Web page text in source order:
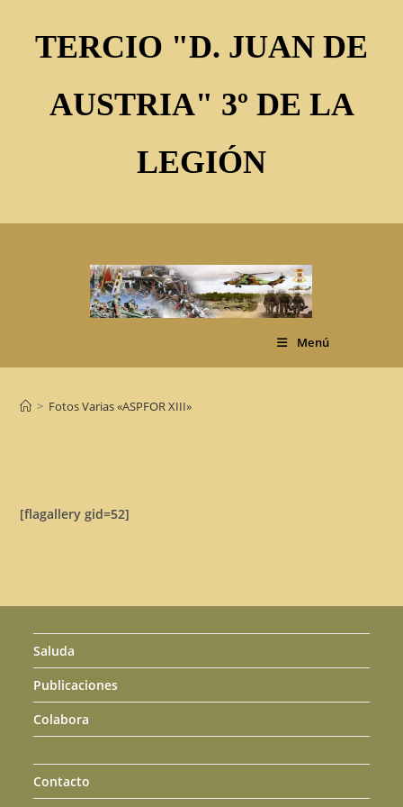
contenidoTERCIO "D. JUAN DE
AUSTRIA" 3º DE LA
LEGIÓN
Menú
> Fotos Varias «ASPFOR XIII»
[flagallery gid=52]
Saluda
Publicaciones
Colabora
Contacto